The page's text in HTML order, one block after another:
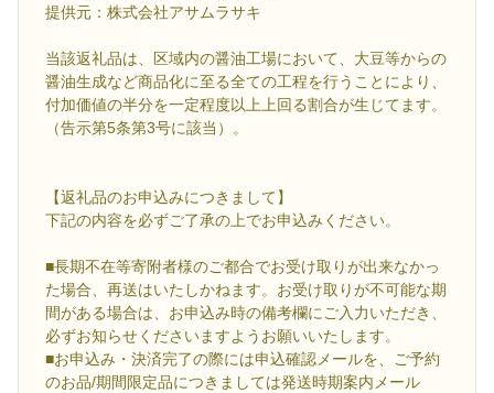
提供元：株式会社アサムラサキ
当該返礼品は、区域内の醤油工場において、大豆等からの
醤油生成など商品化に至る全ての工程を行うことにより、
付加価値の半分を一定程度以上上回る割合が生じてます。
（告示第5条第3号に該当）。
【返礼品のお申込みにつきまして】
下記の内容を必ずご了承の上でお申込みください。
■長期不在等寄附者様のご都合でお受け取りが出来なかっ
た場合、再送はいたしかねます。お受け取りが不可能な期
間がある場合は、お申込み時の備考欄にご入力いただき、
必ずお知らせくださいますようお願いいたします。
■お申込み・決済完了の際には申込確認メールを、ご予約
のお品/期間限定品につきましては発送時期案内メール